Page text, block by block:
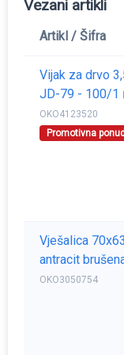
Vezani artikli
Artikl / Šifra
Vijak za drvo
JD-79 - 100/1
OKO4123520
Promotivna
Vješalica
antracit
OKO3050754